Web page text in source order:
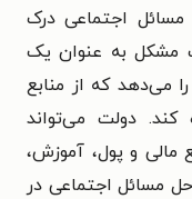
اجتماعی درک
مشکل به عنوان یک
می‌دهد که از منابع
دولت می‌تواند
مالی و پول، آموزش،
حل مسائل اجتماعی در